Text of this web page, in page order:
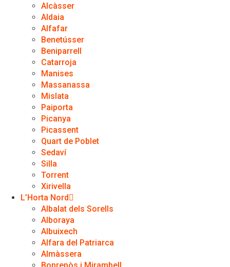
Alcàsser
Aldaia
Alfafar
Benetússer
Beniparrell
Catarroja
Manises
Massanassa
Mislata
Paiporta
Picanya
Picassent
Quart de Poblet
Sedaví
Silla
Torrent
Xirivella
L’Horta Nord
Albalat dels Sorells
Alboraya
Albuixech
Alfara del Patriarca
Almàssera
Bonrepòs i Mirambell